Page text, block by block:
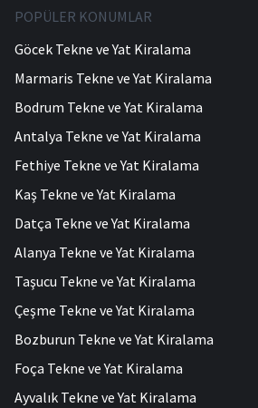
POPÜLER KONUMLAR
Göcek Tekne ve Yat Kiralama
Marmaris Tekne ve Yat Kiralama
Bodrum Tekne ve Yat Kiralama
Antalya Tekne ve Yat Kiralama
Fethiye Tekne ve Yat Kiralama
Kaş Tekne ve Yat Kiralama
Datça Tekne ve Yat Kiralama
Alanya Tekne ve Yat Kiralama
Taşucu Tekne ve Yat Kiralama
Çeşme Tekne ve Yat Kiralama
Bozburun Tekne ve Yat Kiralama
Foça Tekne ve Yat Kiralama
Ayvalık Tekne ve Yat Kiralama